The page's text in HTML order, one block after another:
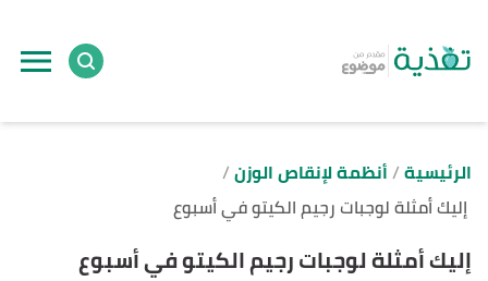
الرئيسية أنظمة لإنقاص الوزن
إليك أمثلة لوجبات رجيم الكيتو في أسبوع
إليك أمثلة لوجبات رجيم الكيتو في أسبوع